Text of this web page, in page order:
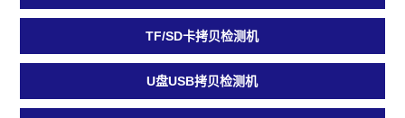
TF/SD卡拷贝检测机
U盘USB拷贝检测机